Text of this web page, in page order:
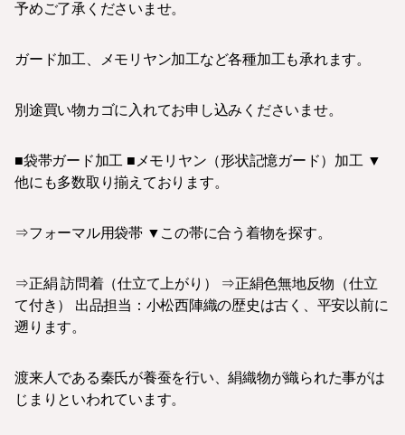
予めご了承くださいませ。
ガード加工、メモリヤン加工など各種加工も承れます。
別途買い物カゴに入れてお申し込みくださいませ。
■袋帯ガード加工 ■メモリヤン（形状記憶ガード）加工 ▼
他にも多数取り揃えております。
⇒フォーマル用袋帯 ▼この帯に合う着物を探す。
⇒正絹 訪問着（仕立て上がり） ⇒正絹色無地反物（仕立
て付き） 出品担当：小松西陣織の歴史は古く、平安以前に
遡ります。
渡来人である秦氏が養蚕を行い、絹織物が織られた事がは
じまりといわれています。